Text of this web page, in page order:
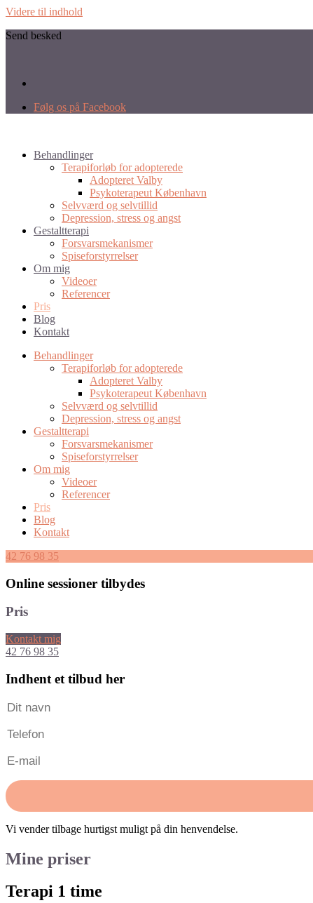
Videre til indhold
Send besked
Følg os på Facebook
Behandlinger
Terapiforløb for adopterede
Adopteret Valby
Psykoterapeut København
Selvværd og selvtillid
Depression, stress og angst
Gestaltterapi
Forsvarsmekanismer
Spiseforstyrrelser
Om mig
Videoer
Referencer
Pris
Blog
Kontakt
Behandlinger
Terapiforløb for adopterede
Adopteret Valby
Psykoterapeut København
Selvværd og selvtillid
Depression, stress og angst
Gestaltterapi
Forsvarsmekanismer
Spiseforstyrrelser
Om mig
Videoer
Referencer
Pris
Blog
Kontakt
42 76 98 35
Online sessioner tilbydes
Pris
Kontakt mig
42 76 98 35
Indhent et tilbud her
Vi vender tilbage hurtigst muligt på din henvendelse.
Mine priser
Terapi 1 time